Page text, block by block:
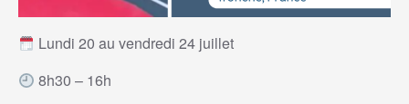
Lundi 20 au vendredi 24 juillet
8h30 – 16h